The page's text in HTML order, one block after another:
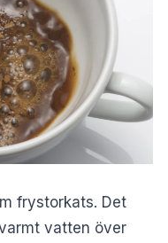
frystorkats. Det
vatten över